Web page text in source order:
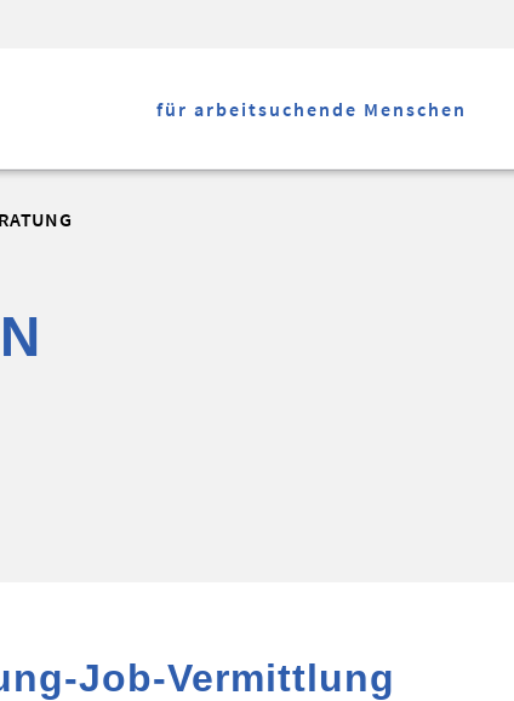
für arbeitsuchende Menschen
Job-Vermittlung